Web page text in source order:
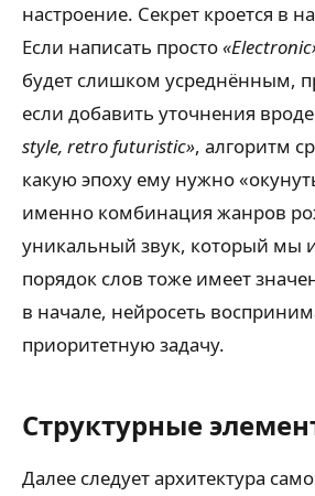
настроение. Секрет кроется в
Если написать просто
будет слишком усреднённым,
если добавить уточнения вроде
style, retro futuristic», алгоритм
какую эпоху ему нужно
именно комбинация жанров
уникальный звук, который мы
порядок слов тоже имеет
в начале, нейросеть
приоритетную задачу.
Структурные
Далее следует архитектура